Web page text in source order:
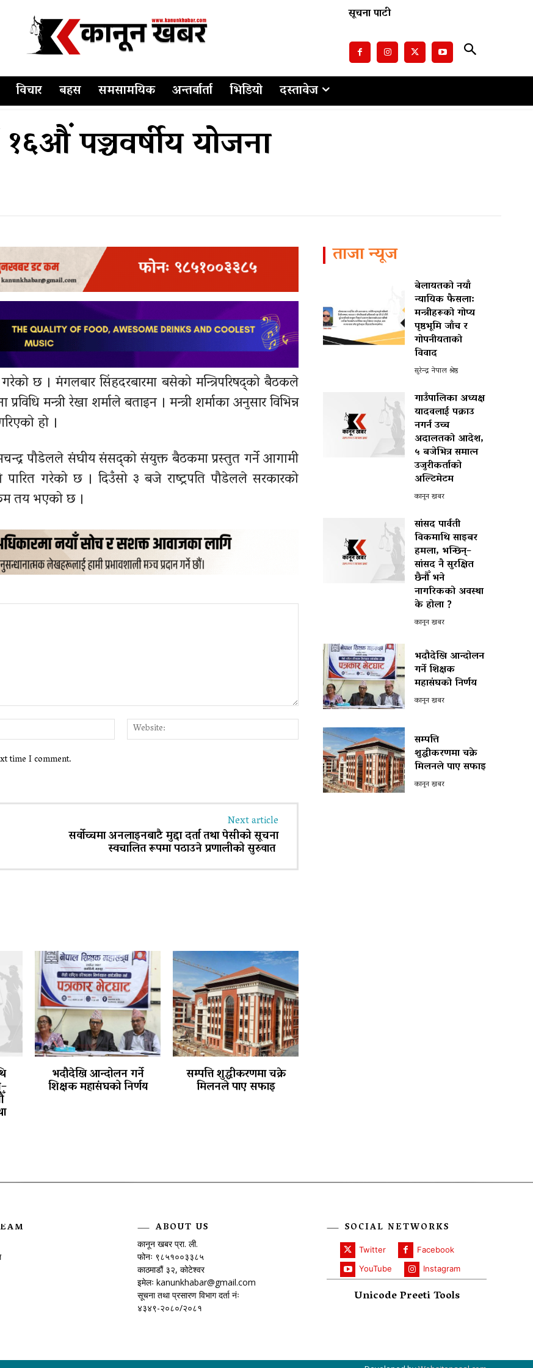
सूचना पाटी
विचार बहस समसामयिक अन्तर्वार्ता भिडियो दस्तावेज
पञ्चवर्षीय योजना
छ । मंगलबार सिंहदरबारमा बसेको मन्त्रिपरिषद्को बैठकले
मन्त्री रेखा शर्माले बताइन । मन्त्री शर्माका अनुसार विभिन्न
हो ।
पौडेलले संघीय संसद्को संयुक्त बैठकमा प्रस्तुत गर्ने आगामी
गरेको छ । दिउँसो ३ बजे राष्ट्रपति पौडेलले सरकारको
तय भएको छ ।
Email:*
time I comment.
Next article
सर्वोच्चमा अनलाइनबाटै मुद्दा दर्ता तथा पेसीको सूचना
स्वचालित रूपमा पठाउने प्रणालीको सुरुवात
भदौदेखि आन्दोलन गर्ने
शिक्षक महासंघको निर्णय
सम्पत्ति शुद्धीकरणमा चक्रे
मिलनले पाए सफाइ
ताजा न्यूज
बेलायतको नयाँ
न्यायिक फैसला:
मन्त्रीहरूको गोप्य
पृष्ठभूमि जाँच र
गोपनीयताको
विवाद
सुरेन्द्र नेपाल श्रेष्ठ
गाउँपालिका अध्यक्ष
यादवलाई पक्राउ
नगर्न उच्च
अदालतको आदेश,
५ बजेभित्र समात्न
उजुरीकर्ताको
अल्टिमेटम
कानून खबर
सांसद पार्वती
विकमाथि साइबर
हमला, भन्छिन्–
सांसद नै सुरक्षित
छैनौँ भने
नागरिकको अवस्था
के होला ?
कानून खबर
भदौदेखि आन्दोलन
गर्ने शिक्षक
महासंघको निर्णय
कानून खबर
सम्पत्ति
शुद्धीकरणमा चक्रे
मिलनले पाए सफाइ
कानून खबर
ABOUT US
कानून खबर प्रा. ली.
फोनः ९८५१००३३८५
काठमाडौं ३२, कोटेश्वर
इमेलः kanunkhabar@gmail.com
सूचना तथा प्रसारण विभाग दर्ता नंः
४३४९-२०८०/२०८१
SOCIAL NETWORKS
Twitter
Facebook
YouTube
Instagram
Unicode Preeti Tools